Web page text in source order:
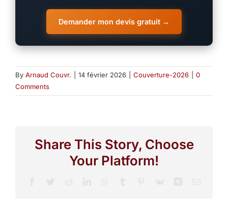
Demander mon devis gratuit →
By Arnaud Couvr. 14 février 2026 Couverture-2026
0
Comments
Share This Story, Choose
Your Platform!